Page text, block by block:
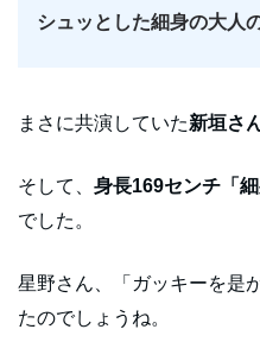
シュッとした細身の大人
まさに共演していた新垣さ
そして、 身長169センチ「
でした。
星野さん、「ガッキーを是
たのでしょうね。